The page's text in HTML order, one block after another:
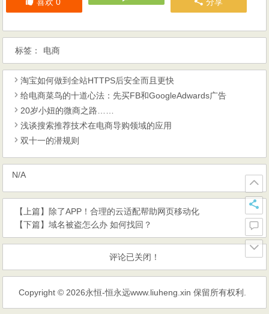
标签： 电商
淘宝如何做到全站HTTPS后安全而且更快
给电商菜鸟的十道心法：先买FB和GoogleAdwards广告
20岁小妞的微商之路……
浅谈搜索推荐技术在电商导购领域的应用
双十一的潜规则
N/A
【上篇】 除了APP！合理的云适配帮助网页移动化
【下篇】域名被盗怎么办 如何找回？
评论已关闭！
Copyright © 2026永恒-恒永远www.liuheng.xin 保留所有权利.